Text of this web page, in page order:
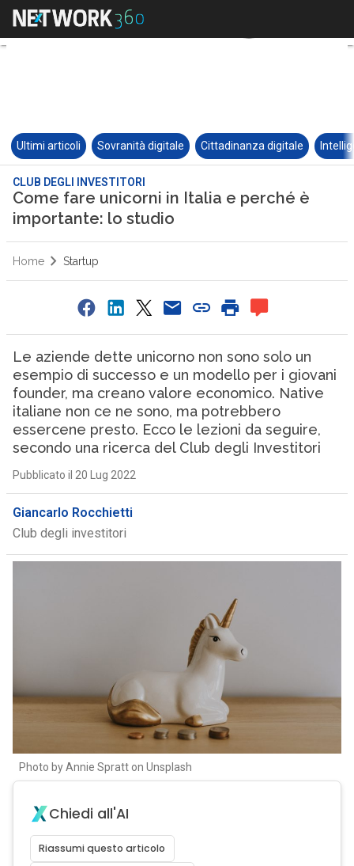
Ultimi articoli Sovranità digitale Cittadinanza digitale
CLUB DEGLI INVESTITORI
Come fare unicorni in Italia e perché è
importante: lo studio
Home Startup
Le aziende dette unicorno non sono solo un
esempio di successo e un modello per i giovani
founder, ma creano valore economico. Native
italiane non ce ne sono, ma potrebbero
essercene presto. Ecco le lezioni da seguire,
secondo una ricerca del Club degli Investitori
Pubblicato il 20 Lug 2022
Giancarlo Rocchietti
Club degli investitori
Photo by Annie Spratt on Unsplash
Chiedi all'AI
Riassumi questo articolo